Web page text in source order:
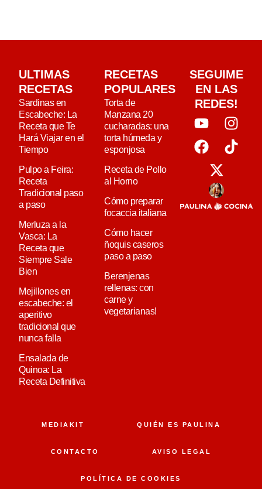
ULTIMAS
RECETAS
Sardinas en
Escabeche: La
Receta que Te
Hará Viajar en el
Tiempo
Pulpo a Feira:
Receta
Tradicional paso
a paso
Merluza a la
Vasca: La
Receta que
Siempre Sale
Bien
Mejillones en
escabeche: el
aperitivo
tradicional que
nunca falla
Ensalada de
Quinoa: La
Receta Definitiva
RECETAS
POPULARES
Torta de
Manzana 20
cucharadas: una
torta húmeda y
esponjosa
Receta de Pollo
al Horno
Cómo preparar
focaccia italiana
Cómo hacer
ñoquis caseros
paso a paso
Berenjenas
rellenas: con
carne y
vegetarianas!
SEGUIME
EN LAS
REDES!
MEDIAKIT QUIÉN ES PAULINA
CONTACTO AVISO LEGAL
POLÍTICA DE COOKIES